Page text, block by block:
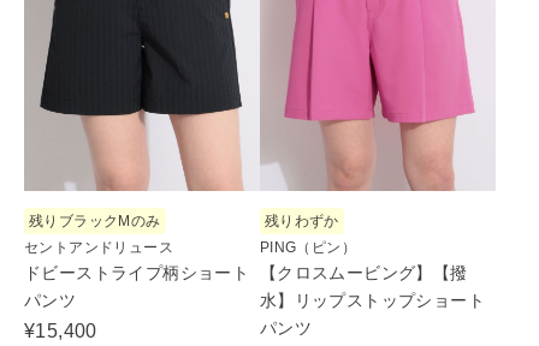
残りブラックMのみ
セントアンドリュース
ドビーストライプ柄ショート
パンツ
¥15,400
残りわずか
PING（ピン）
【クロスムービング】【撥
水】リップストップショート
パンツ